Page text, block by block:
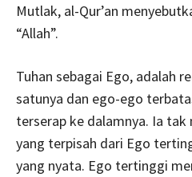
Mutlak, al-Qur’an
“Allah”.
Tuhan sebagai Ego, adalah
satunya dan ego-ego
terserap ke dalamnya. Ia
yang terpisah dari Ego
yang nyata. Ego tertinggi